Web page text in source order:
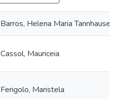
Barros, Helena Maria Tannhauser
Cassol, Mauriceia
Ferigolo, Maristela